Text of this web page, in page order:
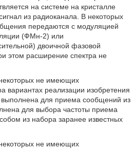
на системе на кристалле
из радиоканала. В некоторых
передаются с модуляцией
(ФМн-2) или
двоичной фазовой
этом расширение спектра не
не имеющих
вариантах реализации изобретения
для приема сообщений из
для выбора частоты приема
из набора заранее известных
не имеющих